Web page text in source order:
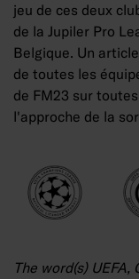
jeu de ces deux
de la Jupiler Pro
Belgique. Un
de toutes les
de FM23 sur
l'approche de la
The word(s) UEFA,